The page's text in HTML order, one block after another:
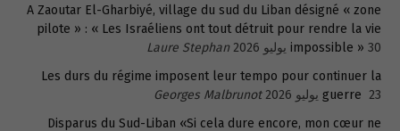
A Zaoutar El-Gharbiyé, village du sud du Liban désigné « zone
pilote » : « Les Israéliens ont tout détruit pour rendre la vie
impossible » 30 يوليو 2026
Laure Stephan
Les durs du régime imposent leur tempo pour continuer la
guerre 23 يوليو 2026
Georges Malbrunot
Disparus du Sud-Liban «Si cela dure encore, mon cœur ne